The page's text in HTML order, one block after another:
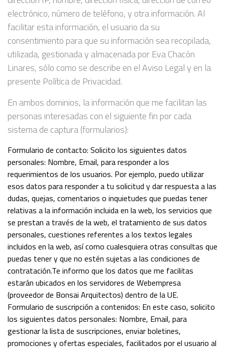
electrónico, número de teléfono, y otra información. Al
facilitar esta información, el usuario da su
consentimiento para que su información sea recopilada,
utilizada, gestionada y almacenada por Eva Chacón
Linares, sólo como se describe en el Aviso Legal y en la
presente Política de Privacidad.
En ambos dominios, la información que me facilitan las
personas interesadas con el siguiente fin por cada
sistema de captura (formularios):
Formulario de contacto: Solicito los siguientes datos
personales: Nombre, Email, para responder a los
requerimientos de los usuarios. Por ejemplo, puedo utilizar
esos datos para responder a tu solicitud y dar respuesta a las
dudas, quejas, comentarios o inquietudes que puedas tener
relativas a la información incluida en la web, los servicios que
se prestan a través de la web, el tratamiento de sus datos
personales, cuestiones referentes a los textos legales
incluidos en la web, así como cualesquiera otras consultas que
puedas tener y que no estén sujetas a las condiciones de
contratación.Te informo que los datos que me facilitas
estarán ubicados en los servidores de Webempresa
(proveedor de Bonsai Arquitectos) dentro de la UE.
Formulario de suscripción a contenidos: En este caso, solicito
los siguientes datos personales: Nombre, Email, para
gestionar la lista de suscripciones, enviar boletines,
promociones y ofertas especiales, facilitados por el usuario al